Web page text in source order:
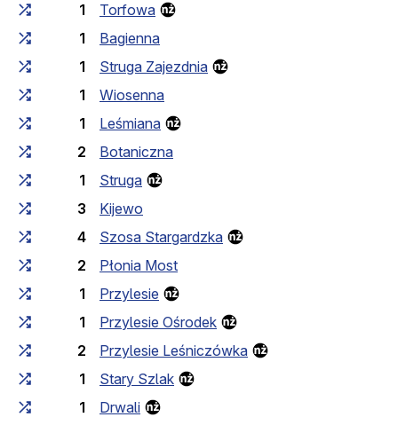
1
Torfowa
1
Bagienna
1
Struga Zajezdnia
1
Wiosenna
1
Leśmiana
2
Botaniczna
1
Struga
3
Kijewo
4
Szosa Stargardzka
2
Płonia Most
1
Przylesie
1
Przylesie Ośrodek
2
Przylesie Leśniczówka
1
Stary Szlak
1
Drwali